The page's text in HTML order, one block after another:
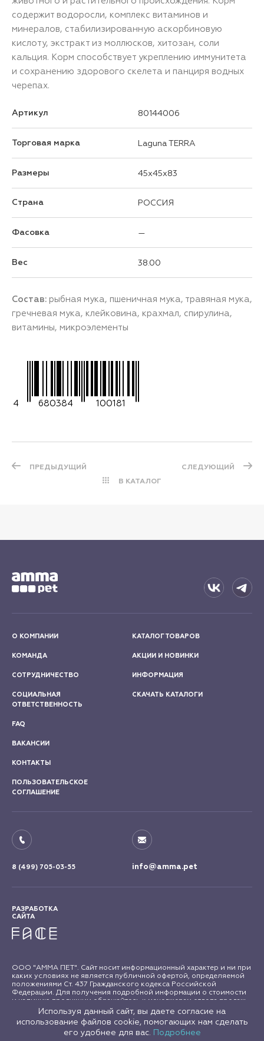
содержит водоросли, комплекс витаминов и
минералов, стабилизированную аскорбиновую
кислоту, экстракт из моллюсков, хитозан, соли
кальция. Корм способствует укреплению иммунитета
и сохранению здорового скелета и панциря водных
черепах.
Артикул 80144006
Торговая марка Laguna TERRA
Размеры 45x45x83
Страна РОССИЯ
Фасовка —
Вес 38.00
Состав: рыбная мука, пшеничная мука, травяная мука,
гречневая мука, клейковина, крахмал, спирулина,
витамины, микроэлементы
4 680384 100181
ПРЕДЫДУЩИЙ
В КАТАЛОГ
СЛЕДУЮЩИЙ
О КОМПАНИИ
КОМАНДА
СОТРУДНИЧЕСТВО
СОЦИАЛЬНАЯ
ОТВЕТСТВЕННОСТЬ
КАТАЛОГ ТОВАРОВ
АКЦИИ И НОВИНКИ
ИНФОРМАЦИЯ
СКАЧАТЬ КАТАЛОГИ
FAQ
ВАКАНСИИ
КОНТАКТЫ
ПОЛЬЗОВАТЕЛЬСКОЕ
СОГЛАШЕНИЕ
8 (499) 705-03-55 info@amma.pet
РАЗРАБОТКА
САЙТА
ООО "АММА ПЕТ". Сайт носит информационный характер и ни при
каких условиях не является публичной офертой, определяемой
положениями Ст. 437 Гражданского кодекса Российской
Федерации. Для получения подробной информации о стоимости
и наличию продукции обращайтесь к менеджерам отдела продаж
"АММА ПЕТ". Все права на материалы сайта amma.pet защищены в
соответствии с российским и международным законодательством
об авторском праве и смежных правах. Любое использование
материалов сайта допускается только с письменного согласия
Используя данный сайт, вы даете согласие на
использование файлов cookie, помогающих нам сделать
его удобнее для вас. Подробнее